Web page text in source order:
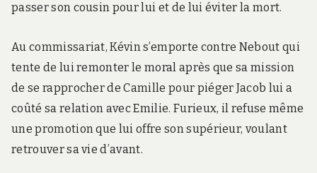
passer son cousin pour lui et de lui éviter la mort.
Au commissariat, Kévin s’emporte contre Nebout qui
tente de lui remonter le moral après que sa mission
de se rapprocher de Camille pour piéger Jacob lui a
coûté sa relation avec Emilie. Furieux, il refuse même
une promotion que lui offre son supérieur, voulant
retrouver sa vie d’avant.